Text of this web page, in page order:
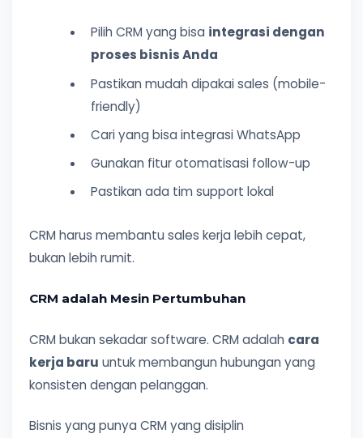
Pilih CRM yang bisa integrasi dengan
proses bisnis Anda
Pastikan mudah dipakai sales (mobile-
friendly)
Cari yang bisa integrasi WhatsApp
Gunakan fitur otomatisasi follow-up
Pastikan ada tim support lokal
CRM harus membantu sales kerja lebih cepat,
bukan lebih rumit.
CRM adalah Mesin Pertumbuhan
CRM bukan sekadar software. CRM adalah cara
kerja baru untuk membangun hubungan yang
konsisten dengan pelanggan.
Bisnis yang punya CRM yang disiplin